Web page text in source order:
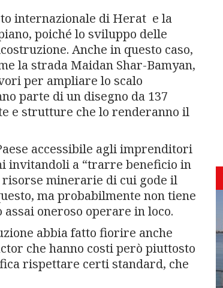
internazionale di Herat e la
poiché lo sviluppo delle
Anche in questo caso,
la strada Maidan Shar-Bamyan,
per ampliare lo scalo
parte di un disegno da 137
e strutture che lo renderanno il
accessibile agli imprenditori
invitandoli a “trarre beneficio in
minerarie di cui gode il
ma probabilmente non tiene
oneroso operare in loco.
abbia fatto fiorire anche
che hanno costi però piuttosto
rispettare certi standard, che